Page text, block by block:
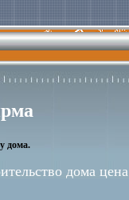
дома.
дома цена